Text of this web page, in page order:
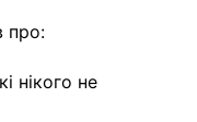
про:
нікого не